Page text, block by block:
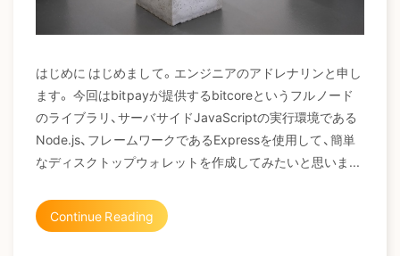
はじめに はじめまして。エンジニアのアドレナリンと申し
ます。 今回はbitpayが提供するbitcoreというフルノード
のライブラリ、サーバサイドJavaScriptの実行環境である
Node.js、フレームワークであるExpressを使用して、簡単
なディスクトップウォレットを作成してみたいと思いま...
Continue Reading